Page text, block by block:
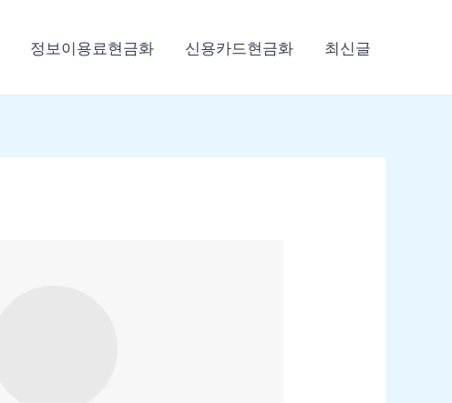
정보이용료현금화 신용카드현금화 최신글